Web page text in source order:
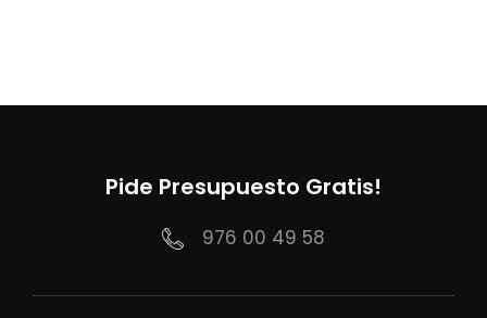
Pide Presupuesto Gratis!
976 00 49 58